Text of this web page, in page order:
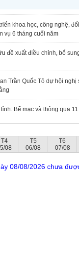
khoa học, công nghệ,
vụ 6 tháng cuối năm
đề xuất điều chỉnh, bổ
Trần Quốc Tỏ dự hội nghị
Bế mạc và thông qua
T4
08
T5
06/08
T6
07/08
08/08/2026 chưa